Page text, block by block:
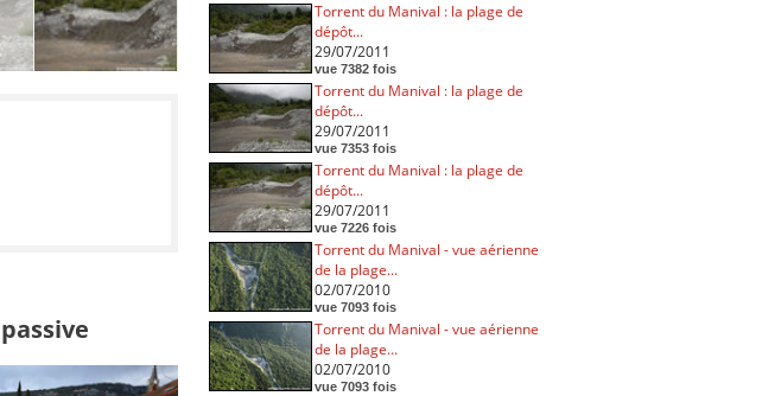
Torrent du Manival : la plage de
dépôt...
29/07/2011
vue 7382 fois
Torrent du Manival : la plage de
dépôt...
29/07/2011
vue 7353 fois
Torrent du Manival : la plage de
dépôt...
29/07/2011
vue 7226 fois
Torrent du Manival - vue aérienne
de la plage...
02/07/2010
vue 7093 fois
Torrent du Manival - vue aérienne
de la plage...
02/07/2010
vue 7093 fois